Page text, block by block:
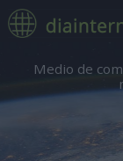
Medio de